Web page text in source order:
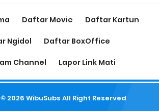
Daftar Movie Daftar Kartun
Ngidol Daftar BoxOffice
Channel Lapor Link Mati
2026 WibuSubs All Right Reserved